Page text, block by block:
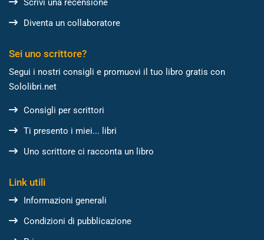
Scrivi una recensione
Diventa un collaboratore
Sei uno scrittore?
Segui i nostri consigli e promuovi il tuo libro gratis con
Sololibri.net
Consigli per scrittori
Ti presento i miei... libri
Uno scrittore ci racconta un libro
Link utili
Informazioni generali
Condizioni di pubblicazione